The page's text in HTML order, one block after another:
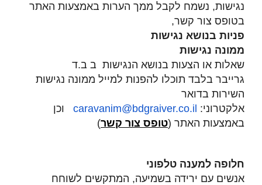
נגישות, נשמח לקבל ממך הערות באמצעות האתר
בטופס צור קשר,
פניות בנושא נגישות
ממונה נגישות
שאלות או הצעות בנושא הנגישות ב ב.ד
גרייבר בלבד תוכלו להפנות למייל ממונה נגישות
השירות בדואר
אלקטרוני:
caravanim@bdgraiver.co.il
וכן
באמצעות האתר (טופס צור קשר)
חלופה למענה טלפוני
אנשים עם ירידה בשמיעה, המתקשים לשוחח